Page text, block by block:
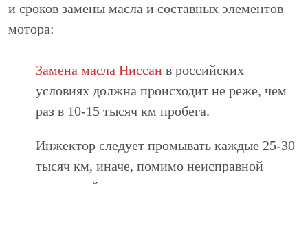
и сроков замены масла и составных элементов
мотора:
Замена масла Ниссан в российских
условиях должна происходит не реже, чем
раз в 10-15 тысяч км пробега.
Инжектор следует промывать каждые 25-30
тысяч км, иначе, помимо неисправной
топливной системы, вы получите еще